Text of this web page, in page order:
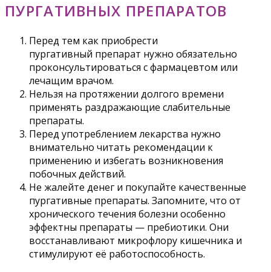
ПУРГАТИВНЫХ ПРЕПАРАТОВ
Перед тем как приобрести
пургативный препарат нужно обязательно
проконсультироваться с фармацевтом или
лечащим врачом.
Нельзя на протяжении долгого времени
применять раздражающие слабительные
препараты.
Перед употреблением лекарства нужно
внимательно читать рекомендации к
применению и избегать возникновения
побочных действий.
Не жалейте денег и покупайте качественные
пургативные препараты. Запомните, что от
хронического течения болезни особенно
эффектны препараты — пребиотики. Они
восстанавливают микрофлору кишечника и
стимулируют её работоспособность.